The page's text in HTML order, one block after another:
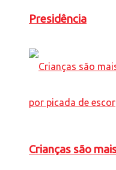
Presidência
Crianças são